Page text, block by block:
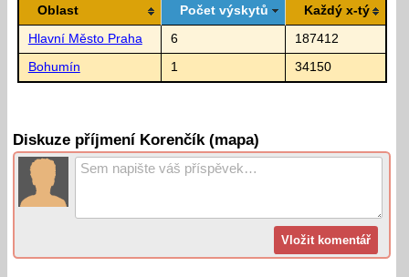
Oblast Počet výskytů Každý x-tý
Hlavní Město Praha 6 187412
Bohumín 1 34150
Diskuze příjmení Korenčík (mapa)